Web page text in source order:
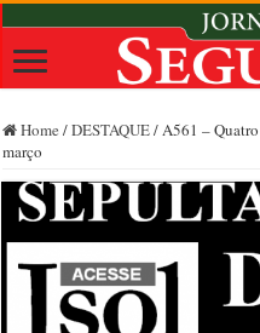
Home /DESTAQUE/A561 –
março